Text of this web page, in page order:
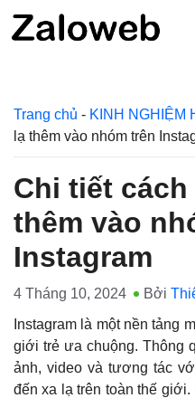
đến
Trang chủ - KINH NGHIỆM
lạ thêm vào nhóm trên
Chi tiết
thêm vào
Instagram
4 Tháng 10, 2024 Bởi
Instagram là một nền tảng
giới trẻ ưa chuộng. Thông
ảnh, video và tương tác
đến xa lạ trên toàn thế